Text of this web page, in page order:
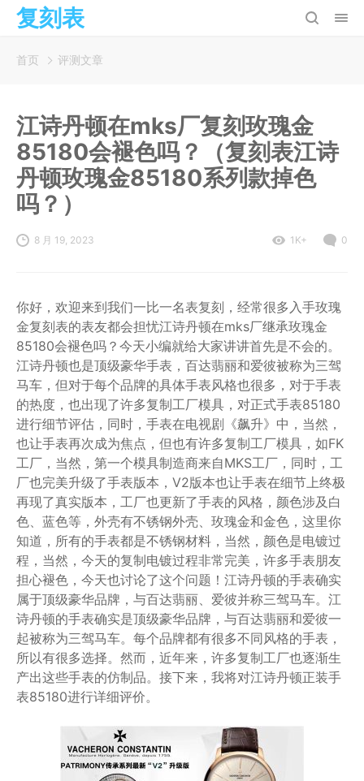
复刻表
首页 评测文章
江诗丹顿在mks厂复刻玫瑰金
85180会褪色吗？（复刻表江诗
丹顿玫瑰金85180系列款掉色
吗？）
8 月 19, 2023 1K+ 0
你好，欢迎来到我们一比一名表复刻，经常很多入手玫瑰
金复刻表的表友都会担忧江诗丹顿在mks厂继承玫瑰金
85180会褪色吗？今天小编就给大家讲讲首先是不会的。
江诗丹顿也是顶级豪华手表，百达翡丽和爱彼被称为三驾
马车，但对于每个品牌的具体手表风格也很多，对于手表
的热度，也出现了许多复制工厂模具，对正式手表85180
进行细节评估，同时，手表在电视剧《飙升》中，当然，
也让手表再次成为焦点，但也有许多复制工厂模具，如FK
工厂，当然，第一个模具制造商来自MKS工厂，同时，工
厂也完美升级了手表版本，V2版本也让手表在细节上终极
再现了真实版本，工厂也更新了手表的风格，颜色涉及白
色、蓝色等，外壳有不锈钢外壳、玫瑰金和金色，这里你
知道，所有的手表都是不锈钢材料，当然，颜色是电镀过
程，当然，今天的复制电镀过程非常完美，许多手表朋友
担心褪色，今天也讨论了这个问题！江诗丹顿的手表确实
属于顶级豪华品牌，与百达翡丽、爱彼并称三驾马车。江
诗丹顿的手表确实是顶级豪华品牌，与百达翡丽和爱彼一
起被称为三驾马车。每个品牌都有很多不同风格的手表，
所以有很多选择。然而，近年来，许多复制工厂也逐渐生
产出这些手表的仿制品。接下来，我将对江诗丹顿正装手
表85180进行详细评价。